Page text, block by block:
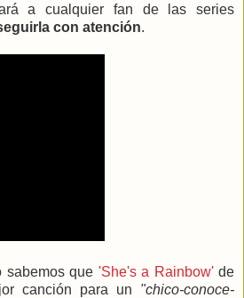
a cualquier fan de las series
con atención.
sabemos que 'She's a Rainbow'de
canción para un "chico-conoce-